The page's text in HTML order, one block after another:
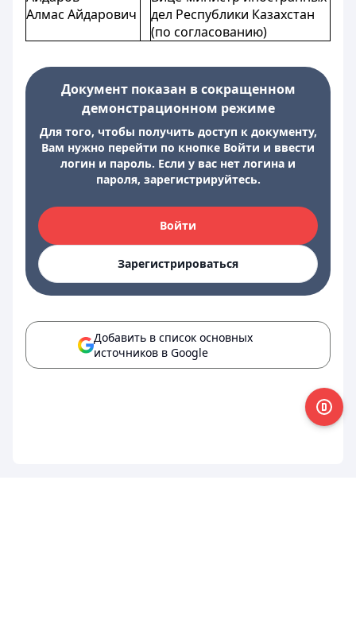
Алмас Айдарович
дел Республики Казахстан
(по согласованию)
Документ показан в сокращенном
демонстрационном режиме
Для того, чтобы получить доступ к документу,
Вам нужно перейти по кнопке Войти и ввести
логин и пароль. Если у вас нет логина и
пароля, зарегистрируйтесь.
Войти
Зарегистрироваться
Добавить в список основных
источников в Google